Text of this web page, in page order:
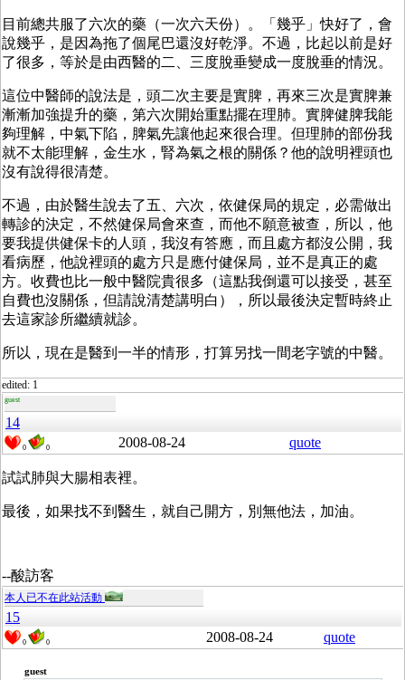
目前總共服了六次的藥（一次六天份）。「幾乎」快好了，會
說幾乎，是因為拖了個尾巴還沒好乾淨。不過，比起以前是好
了很多，等於是由西醫的二、三度脫垂變成一度脫垂的情況。
這位中醫師的說法是，頭二次主要是實脾，再來三次是實脾兼
漸漸加強提升的藥，第六次開始重點擺在理肺。實脾健脾我能
夠理解，中氣下陷，脾氣先讓他起來很合理。但理肺的部份我
就不太能理解，金生水，腎為氣之根的關係？他的說明裡頭也
沒有說得很清楚。
不過，由於醫生說去了五、六次，依健保局的規定，必需做出
轉診的決定，不然健保局會來查，而他不願意被查，所以，他
要我提供健保卡的人頭，我沒有答應，而且處方都沒公開，我
看病歷，他說裡頭的處方只是應付健保局，並不是真正的處
方。收費也比一般中醫院貴很多（這點我倒還可以接受，甚至
自費也沒關係，但請說清楚講明白），所以最後決定暫時終止
去這家診所繼續就診。
所以，現在是醫到一半的情形，打算另找一間老字號的中醫。
edited: 1
guest
14
0 0 2008-08-24 quote
試試肺與大腸相表裡。
最後，如果找不到醫生，就自己開方，別無他法，加油。
--酸訪客
本人已不在此站活動
15
0 0 2008-08-24 quote
guest